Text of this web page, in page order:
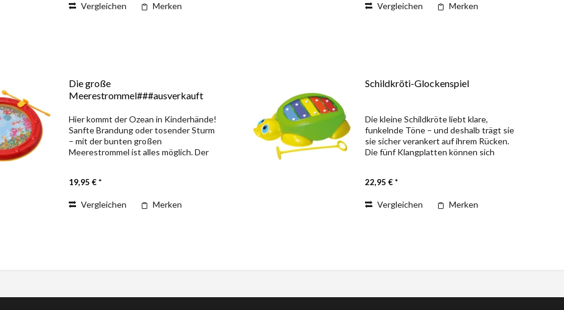
Vergleichen Merken Vergleichen Merken
Die große
Meerestrommel###ausverkauft
Hier kommt der Ozean in Kinderhände!
Sanfte Brandung oder tosender Sturm
– mit der bunten großen
Meerestrommel ist alles möglich. Der
Klangwelten. Music for Kids...
19,95 € *
Vergleichen Merken
Schildkröti-Glockenspiel
Die kleine Schildkröte liebt klare,
funkelnde Töne – und deshalb trägt sie
sie sicher verankert auf ihrem Rücken.
Die fünf Klangplatten können sich
stabile...
22,95 € *
Vergleichen Merken